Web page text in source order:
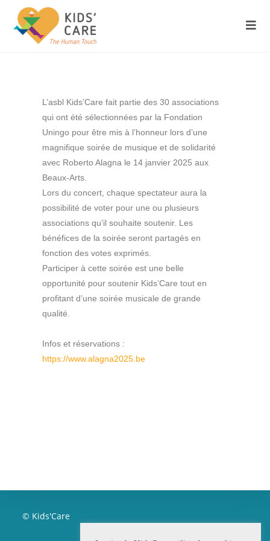
L’asbl Kids’Care fait partie des 30 associations
qui ont été sélectionnées par la Fondation
Uningo pour être mis à l’honneur lors d’une
magnifique soirée de musique et de solidarité
avec Roberto Alagna le 14 janvier 2025 aux
Beaux-Arts.
Lors du concert, chaque spectateur aura la
possibilité de voter pour une ou plusieurs
associations qu’il souhaite soutenir. Les
bénéfices de la soirée seront partagés en
fonction des votes exprimés.
Participer à cette soirée est une belle
opportunité pour soutenir Kids’Care tout en
profitant d’une soirée musicale de grande
qualité.
Infos et réservations :
https://www.alagna2025.be
© Kids'Care